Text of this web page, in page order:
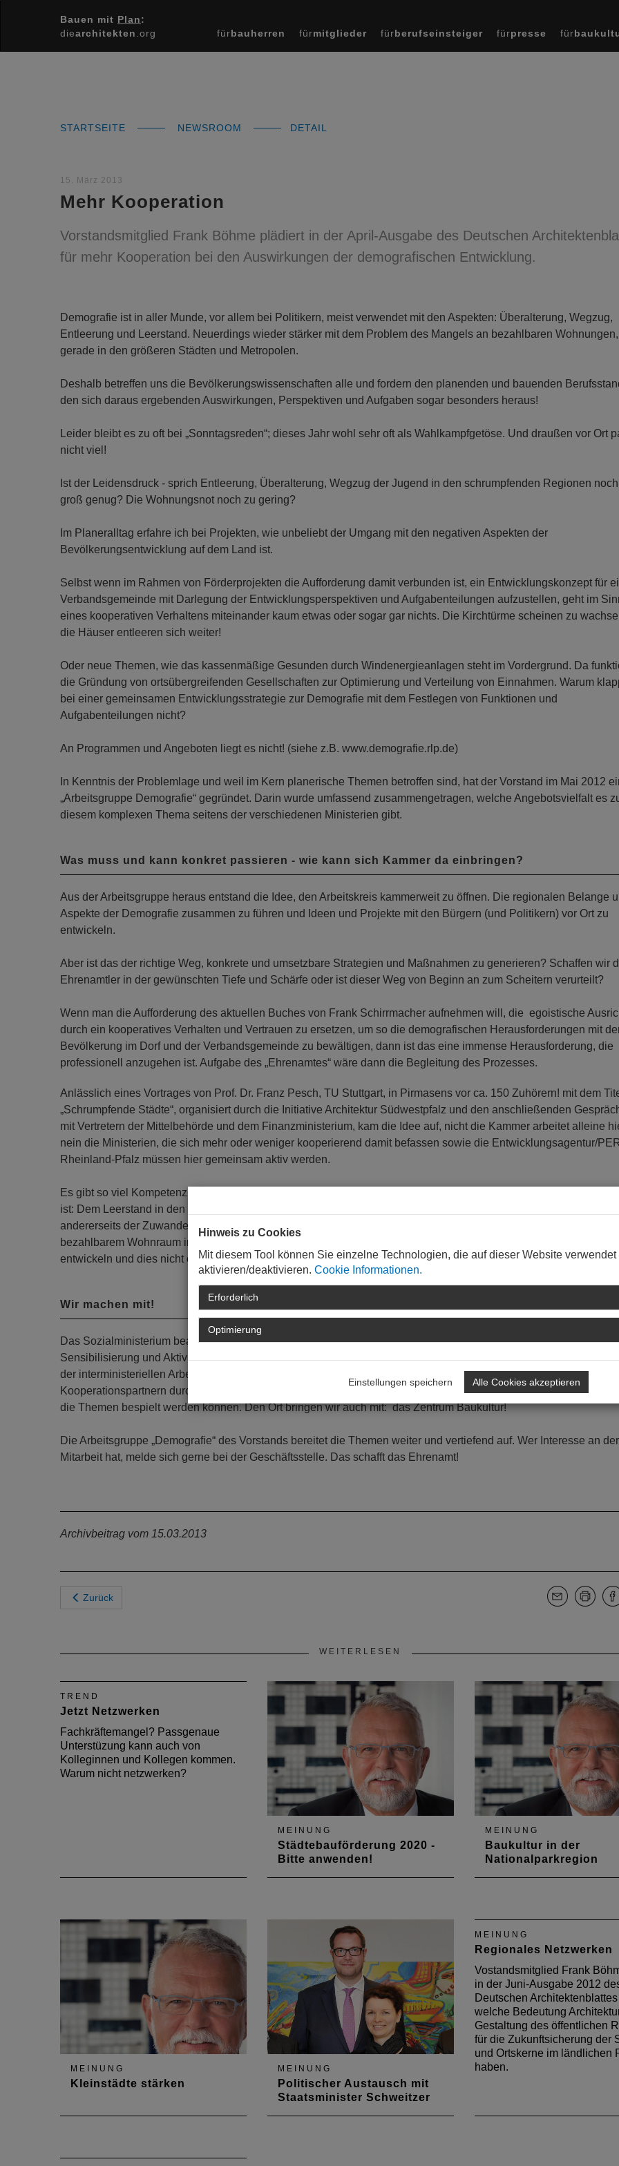
Bauen mit Plan:
diearchitekten .org fürbauherren fürmitglieder fürberufseinsteiger fürpresse für
STARTSEITE NEWSROOM DETAIL
15. März 2013
Mehr Kooperation
Vorstandsmitglied Frank Böhme plädiert in der April-Ausgabe des Deutschen
für mehr Kooperation bei den Auswirkungen der demografischen Entwicklung.
Demografie ist in aller Munde, vor allem bei Politikern, meist verwendet mit den Aspekten: Überalterung, Wegzug,
Entleerung und Leerstand. Neuerdings wieder stärker mit dem Problem des Mangels an bezahlbaren Wohnungen,
gerade in den größeren Städten und Metropolen.
Deshalb betreffen uns die Bevölkerungswissenschaften alle und fordern den planenden und bauenden
den sich daraus ergebenden Auswirkungen, Perspektiven und Aufgaben sogar besonders heraus!
Leider bleibt es zu oft bei „Sonntagsreden“; dieses Jahr wohl sehr oft als Wahlkampfgetöse. Und draußen vor Ort
nicht viel!
Ist der Leidensdruck - sprich Entleerung, Überalterung, Wegzug der Jugend in den schrumpfenden Regionen
groß genug? Die Wohnungsnot noch zu gering?
Im Planeralltag erfahre ich bei Projekten, wie unbeliebt der Umgang mit den negativen Aspekten der
Bevölkerungsentwicklung auf dem Land ist.
Selbst wenn im Rahmen von Förderprojekten die Aufforderung damit verbunden ist, ein Entwicklungskonzept für
Verbandsgemeinde mit Darlegung der Entwicklungsperspektiven und Aufgabenteilungen aufzustellen, geht im
eines kooperativen Verhaltens miteinander kaum etwas oder sogar gar nichts. Die Kirchtürme scheinen zu
die Häuser entleeren sich weiter!
Oder neue Themen, wie das kassenmäßige Gesunden durch Windenergieanlagen steht im Vordergrund. Da
die Gründung von ortsübergreifenden Gesellschaften zur Optimierung und Verteilung von Einnahmen. Warum
bei einer gemeinsamen Entwicklungsstrategie zur Demografie mit dem Festlegen von Funktionen und
Aufgabenteilungen nicht?
An Programmen und Angeboten liegt es nicht! (siehe z.B. www.demografie.rlp.de)
In Kenntnis der Problemlage und weil im Kern planerische Themen betroffen sind, hat der Vorstand im Mai 2012
„Arbeitsgruppe Demografie“ gegründet. Darin wurde umfassend zusammengetragen, welche Angebotsvielfalt es
diesem komplexen Thema seitens der verschiedenen Ministerien gibt.
Was muss und kann konkret passieren - wie kann sich Kammer da einbringen?
Aus der Arbeitsgruppe heraus entstand die Idee, den Arbeitskreis kammerweit zu öffnen. Die regionalen Belange
Aspekte der Demografie zusammen zu führen und Ideen und Projekte mit den Bürgern (und Politikern) vor Ort zu
entwickeln.
Aber ist das der richtige Weg, konkrete und umsetzbare Strategien und Maßnahmen zu generieren? Schaffen wir
Ehrenamtler in der gewünschten Tiefe und Schärfe oder ist dieser Weg von Beginn an zum Scheitern verurteilt?
Wenn man die Aufforderung des aktuellen Buches von Frank Schirrmacher aufnehmen will, die egoistische
durch ein kooperatives Verhalten und Vertrauen zu ersetzen, um so die demografischen Herausforderungen mit
Bevölkerung im Dorf und der Verbandsgemeinde zu bewältigen, dann ist das eine immense Herausforderung, die
professionell anzugehen ist. Aufgabe des „Ehrenamtes“ wäre dann die Begleitung des Prozesses.
Anlässlich eines Vortrages von Prof. Dr. Franz Pesch, TU Stuttgart, in Pirmasens vor ca. 150 Zuhörern! mit dem
„Schrumpfende Städte“, organisiert durch die Initiative Architektur Südwestpfalz und den anschließenden
mit Vertretern der Mittelbehörde und dem Finanzministerium, kam die Idee auf, nicht die Kammer arbeitet alleine
nein die Ministerien, die sich mehr oder weniger kooperierend damit befassen sowie die Entwicklungsagentur/
Rheinland-Pfalz müssen hier gemeinsam aktiv werden.
Es gibt so viel Kompetenz im Land, die bestens mit den unterschiedlichen Herausforderungen in den Regionen
ist: Dem Leerstand in den Dörfern, der wegbrechenden Infrastruktur, der mangelnden Versorgung, der
andererseits der Zuwanderung, der Nachverdichtungsproblematik im Speckgürtel der Oberzentren, dem Mangel an
bezahlbarem Wohnraum in den Zentren selbst usw. Hier gilt es, zusammen umsetzbare, realistische Strategien zu
entwickeln und dies nicht einfach nur von den politischen Akteuren vor Ort zu verlangen!
Wir machen mit!
Das Sozialministerium beabsichtigt in diesem Herbst eine Demografiewoche durchzuführen. Ziel soll eine
Sensibilisierung und Aktivierung für das Thema im Land sein - und zwar in allen Bereichen der Demografie! Im
der interministeriellen Arbeitsgruppe „Demografischer Wandel“ soll eine Woche geplant und mit allen Ressorts und
Kooperationspartnern durchgeführt werden. Die Kammer bietet sich hier gerne als ein Kooperationspartner an, mit
die Themen bespielt werden können. Den Ort bringen wir auch mit: das Zentrum Baukultur!
Die Arbeitsgruppe „Demografie“ des Vorstands bereitet die Themen weiter und vertiefend auf. Wer Interesse an der
Mitarbeit hat, melde sich gerne bei der Geschäftsstelle. Das schafft das Ehrenamt!
Archivbeitrag vom 15.03.2013
Zurück
WEITERLESEN
TREND
Jetzt Netzwerken
Fachkräftemangel? Passgenaue
Unterstüzung kann auch von
Kolleginnen und Kollegen kommen.
Warum nicht netzwerken?
MEINUNG
Städtebauförderung 2020 -
Bitte anwenden!
„Lebendige Zentren“, „Sozialer
Zusammenhalt“ und „Wachstum
und nachhaltige Erneuerung“ und
ist mit insgesamt 790 Millionen
Euro ausgestattet. Eine
Ausweisung von…
MEINUNG
Baukultur in der
Nationalparkregion
der Mobilität und der
Digitalisierung. In der Tat
funktionieren Industrie 4.0,
working…
MEINUNG
Kleinstädte stärken
MEINUNG
Politischer Austausch mit
Staatsminister Schweitzer
MEINUNG
Regionales Netzwerken
Vostandsmitglied Frank
in der Juni-Ausgabe 2012
Deutschen Architektenblattes
welche Bedeutung
Gestaltung des öffentlichen
für die Zukunftsicherung der
und Ortskerne im ländlichen
haben.
Hinweis zu Cookies
Mit diesem Tool können Sie einzelne Technologien, die auf dieser Website verwendet
aktivieren/deaktivieren. Cookie Informationen.
Erforderlich
Optimierung
Einstellungen speichern Alle Cookies akzeptieren